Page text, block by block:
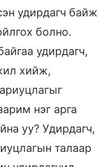
удирдагч байж
болно.
удирдагч,
хийж,
нэг арга
уу? Удирдагч,
талаар